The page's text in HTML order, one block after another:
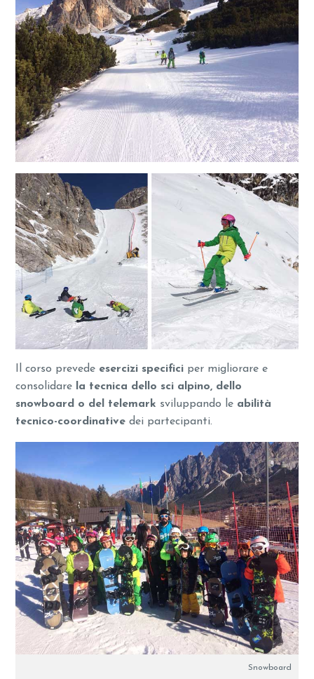
Il corso prevede esercizi specifici per migliorare e
consolidare la tecnica dello sci alpino, dello
snowboard o del telemark sviluppando le abilità
tecnico-coordinative dei partecipanti.
Snowboard